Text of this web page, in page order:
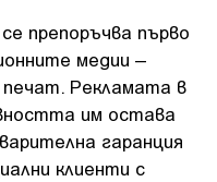
препоръчва първо
медии –
Рекламата в
им остава
гаранция
клиенти с